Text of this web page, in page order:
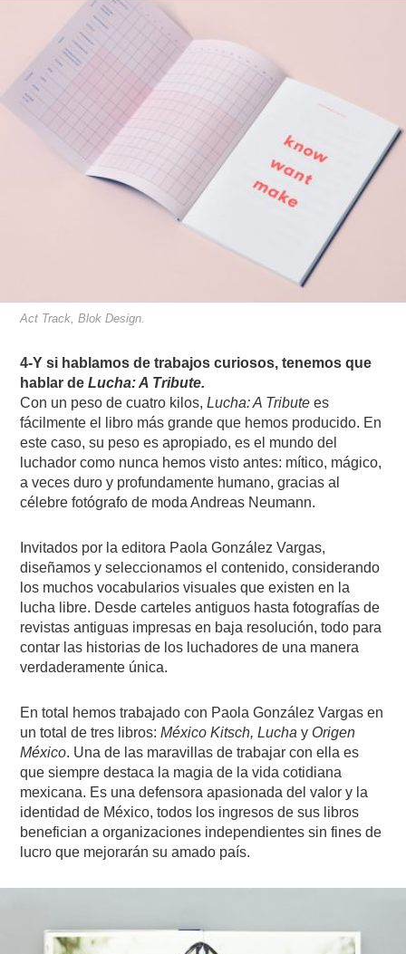
Act Track, Blok Design.
4-Y si hablamos de trabajos curiosos, tenemos que
hablar deLucha: A Tribute.
Con un peso de cuatro kilos,Lucha: A Tribute es
fácilmente el libro más grande que hemos producido. En
este caso, su peso es apropiado, es el mundo del
luchador como nunca hemos visto antes: mítico, mágico,
a veces duro y profundamente humano, gracias al
célebre fotógrafo de moda Andreas Neumann.
Invitados por la editora Paola González Vargas,
diseñamos y seleccionamos el contenido, considerando
los muchos vocabularios visuales que existen en la
lucha libre. Desde carteles antiguos hasta fotografías de
revistas antiguas impresas en baja resolución, todo para
contar las historias de los luchadores de una manera
verdaderamente única.
En total hemos trabajado con Paola González Vargas en
un total de tres libros: México Kitsch, Luchay Origen
México. Una de las maravillas de trabajar con ella es
que siempre destaca la magia de la vida cotidiana
mexicana. Es una defensora apasionada del valor y la
identidad de México, todos los ingresos de sus libros
benefician a organizaciones independientes sin fines de
lucro que mejorarán su amado país.